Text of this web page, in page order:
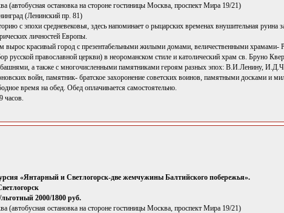
(автобусная остановка на стороне гостиницы Москва, проспект Мира 19/21)
(Ленинский пр. 81)
с эпохи средневековья, здесь напоминает о рыцарских временах внушительная руина
личностей Европы.
вырос красивый город с презентабельными жилыми домами, величественными храмами-
русской православной церкви) в неороманском стиле и католический храм св. Бруно
а также с многочисленными памятниками героям разных эпох: В.И.Ленину,
войн, памятник- братское захоронение советских воинов, памятными досками и
время на обед. Обед оплачивается самостоятельно.
часов.
«Янтарный и Светлогорск-две жемчужины Балтийского побережья».
2000/1800 руб.
(автобусная остановка на стороне гостиницы Москва, проспект Мира 19/21)